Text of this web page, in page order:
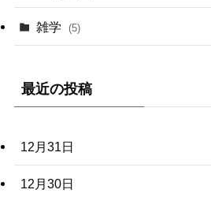
雑学 (5)
最近の投稿
12月31日
12月30日